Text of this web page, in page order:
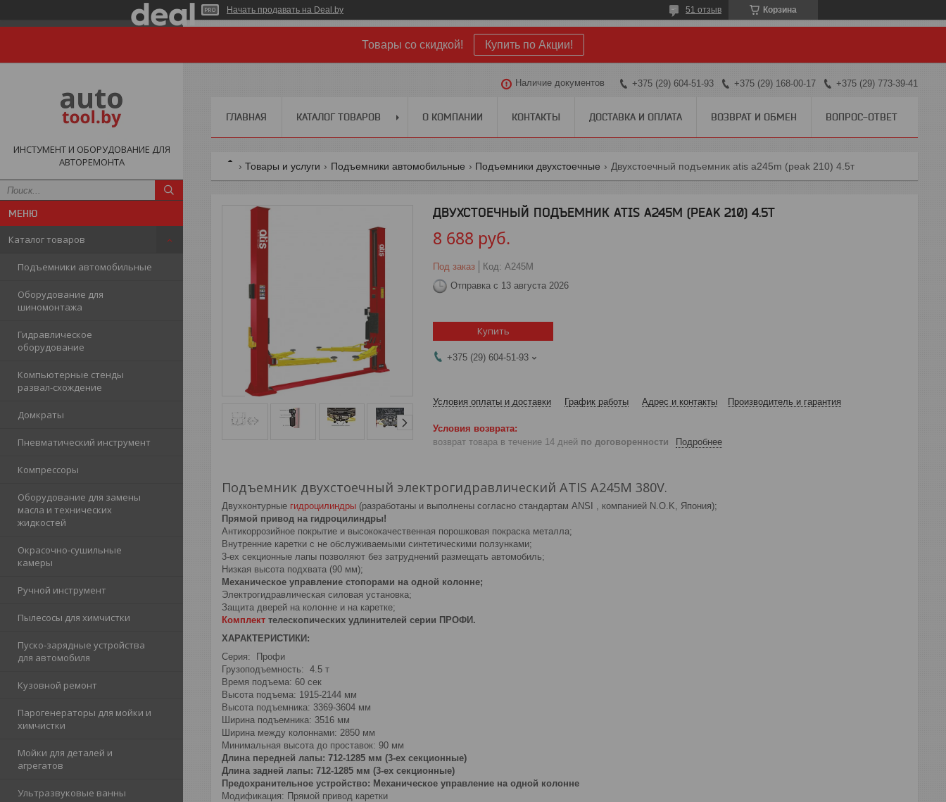
Начать продавать на Deal.by Корзина
51 отзыв
Товары со скидкой! Купить по Акции!
ИНСТУМЕНТ И ОБОРУДОВАНИЕ ДЛЯ
АВТОРЕМОНТА
Каталог товаров
Подъемники автомобильные
Оборудование для
шиномонтажа
Гидравлическое
оборудование
Компьютерные стенды
развал-схождение
Домкраты
Пневматический инструмент
Компрессоры
Оборудование для замены
масла и технических
жидкостей
Окрасочно-сушильные
камеры
Ручной инструмент
Пылесосы для химчистки
Пуско-зарядные устройства
для автомобиля
Кузовной ремонт
Парогенераторы для мойки и
химчистки
Мойки для деталей и
агрегатов
Ультразвуковые ванны
Наличие документов +375 (29) 604-51-93 +375 (29) 168-00-17 +375 (29) 773-39-41
ГЛАВНАЯ КАТАЛОГ ТОВАРОВ О КОМПАНИИ КОНТАКТЫ ДОСТАВКА И ОПЛАТА ВОЗВРАТ И ОБМЕН ВОПРОС-ОТВЕТ
Товары и услуги Подъемники автомобильные Подъемники двухстоечные Двухстоечный подъемник atis a245m (peak 210) 4.5т
ДВУХСТОЕЧНЫЙ ПОДЪЕМНИК ATIS A245M (PEAK 210) 4.5Т
8 688 руб.
Под заказ Код: A245M
Отправка с 13 августа 2026
Купить
+375 (29) 604-51-93
Условия оплаты и доставки График работы Адрес и контакты Производитель и гарантия
возврат товара в течение 14 дней по договоренности Подробнее
Подъемник двухстоечный электрогидравлический ATIS A245M 380V.
Двухконтурные гидроцилиндры (разработаны и выполнены согласно стандартам ANSI , компанией N.O.K, Япония);
Прямой привод на гидроцилиндры!
Антикоррозийное покрытие и высококачественная порошковая покраска металла;
Внутренние каретки с не обслуживаемыми синтетическими ползунками;
3-ех секционные лапы позволяют без затруднений размещать автомобиль;
Низкая высота подхвата (90 мм);
Механическое управление стопорами на одной колонне;
Электрогидравлическая силовая установка;
Защита дверей на колонне и на каретке;
Комплект телескопических удлинителей серии ПРОФИ.
ХАРАКТЕРИСТИКИ:
Серия: Профи
Грузоподъемность: 4.5 т
Время подъема: 60 сек
Высота подъема: 1915-2144 мм
Высота подъемника: 3369-3604 мм
Ширина подъемника: 3516 мм
Ширина между колоннами: 2850 мм
Минимальная высота до проставок: 90 мм
Длина передней лапы: 712-1285 мм (3-ех секционные)
Длина задней лапы: 712-1285 мм (3-ех секционные)
Предохранительное устройство: Механическое управление на одной колонне
Модификация: Прямой привод каретки